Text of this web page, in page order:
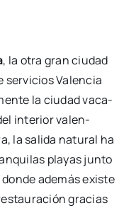
, la otra gran ciu­dad
ser­vi­cios Valen­cia
la ciu­dad vaca­
inte­rior valen­
la sali­da natu­ral ha
pla­yas jun­to
ade­más exis­te
gra­cias